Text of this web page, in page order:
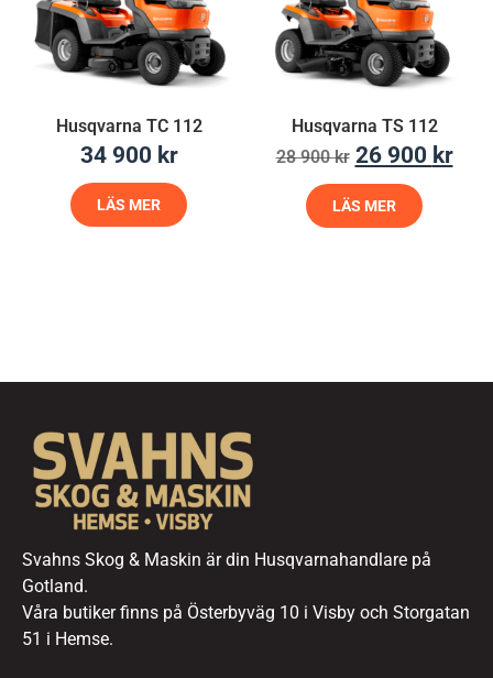
Husqvarna TC 112
34 900 kr
LÄS MER
Husqvarna TS 112
28 900kr 26 900 kr
LÄS MER
Svahns Skog & Maskin är din Husqvarnahandlare på
Gotland.
Våra butiker finns på Österbyväg 10 i Visby och Storgatan
51 i Hemse.